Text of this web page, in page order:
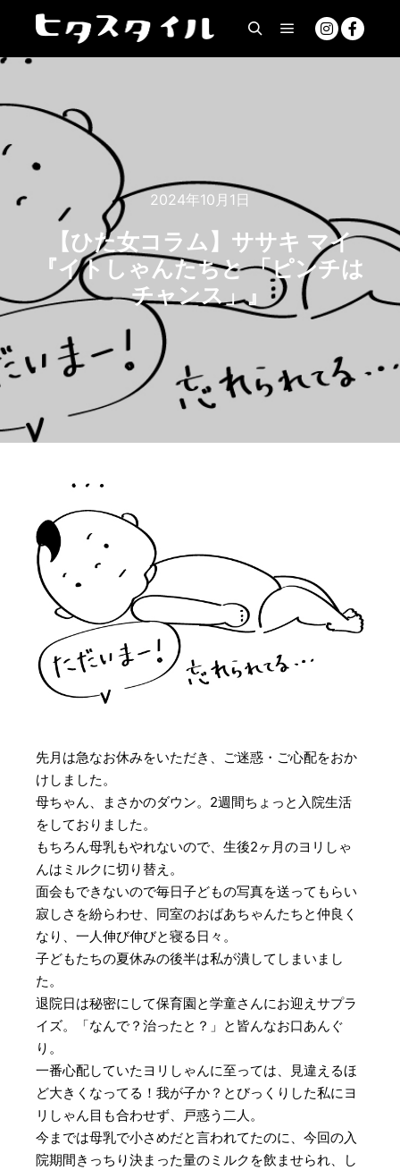
2024年10月1日
【ひた女コラム】ササキ マイ
『イトしゃんたちと 「ピンチは
チャンス」』
先月は急なお休みをいただき、ご迷惑・ご心配をおか
けしました。
母ちゃん、まさかのダウン。2週間ちょっと入院生活
をしておりました。
もちろん母乳もやれないので、生後2ヶ月のヨリしゃ
んはミルクに切り替え。
面会もできないので毎日子どもの写真を送ってもらい
寂しさを紛らわせ、同室のおばあちゃんたちと仲良く
なり、一人伸び伸びと寝る日々。
子どもたちの夏休みの後半は私が潰してしまいまし
た。
退院日は秘密にして保育園と学童さんにお迎えサプラ
イズ。「なんで？治ったと？」と皆んなお口あんぐ
り。
一番心配していたヨリしゃんに至っては、見違えるほ
ど大きくなってる！我が子か？とびっくりした私にヨ
リしゃん目も合わせず、戸惑う二人。
今までは母乳で小さめだと言われてたのに、今回の入
院期間きっちり決まった量のミルクを飲ませられ、し